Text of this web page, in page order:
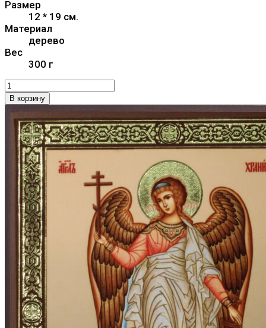
Размер
12 * 19 см.
Материал
дерево
Вес
300 г
В корзину